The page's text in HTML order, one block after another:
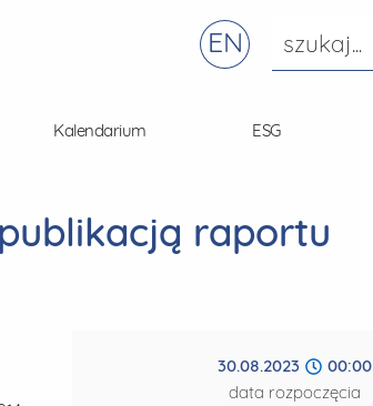
EN
Kalendarium ESG
raportu
30.08.2023
00:00
data rozpoczęcia